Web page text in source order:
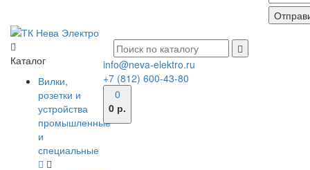
Каталог
Вилки,
розетки и
устройства
промышленные
и
специальные
info@neva-elektro.ru
+7 (812) 600-43-80
0
0 р.